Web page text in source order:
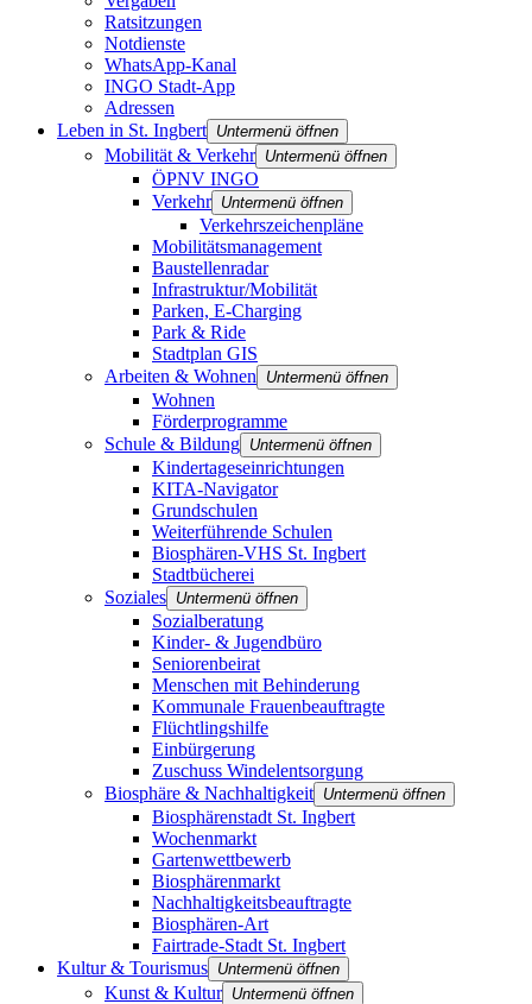
Ratsitzungen
Notdienste
WhatsApp-Kanal
INGO Stadt-App
Adressen
Leben in St. Ingbert Untermenü öffnen
Mobilität & Verkehr Untermenü öffnen
ÖPNV INGO
Verkehr Untermenü öffnen
Verkehrszeichenpläne
Mobilitätsmanagement
Baustellenradar
Infrastruktur/Mobilität
Parken, E-Charging
Park & Ride
Stadtplan GIS
Arbeiten & Wohnen
Untermenü öffnen
Wohnen
Förderprogramme
Schule & Bildung Untermenü öffnen
Kindertageseinrichtungen
KITA-Navigator
Grundschulen
Weiterführende Schulen
Biosphären-VHS St. Ingbert
Stadtbücherei
Soziales Untermenü öffnen
Sozialberatung
Kinder- & Jugendbüro
Seniorenbeirat
Menschen mit Behinderung
Kommunale Frauenbeauftragte
Flüchtlingshilfe
Einbürgerung
Zuschuss Windelentsorgung
Biosphäre & Nachhaltigkeit Untermenü öffnen
Biosphärenstadt St. Ingbert
Wochenmarkt
Gartenwettbewerb
Biosphärenmarkt
Nachhaltigkeitsbeauftragte
Biosphären-Art
Fairtrade-Stadt St. Ingbert
Kultur & Tourismus Untermenü öffnen
Kunst & Kultur Untermenü öffnen